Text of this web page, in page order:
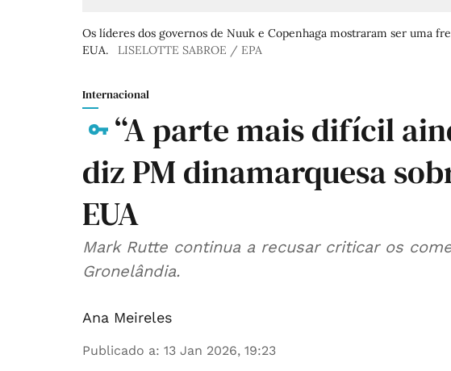
Os líderes dos governos de Nuuk e Copenhaga mostraram ser uma
EUA.
LISELOTTE SABROE / EPA
Internacional
“A parte mais difícil
diz PM dinamarquesa
EUA
Mark Rutte continua a recusar criticar os
Gronelândia.
Ana Meireles
Publicado a: 13 Jan 2026, 19:23